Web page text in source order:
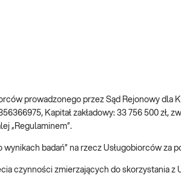
prowadzonego przez Sąd Rejonowy dla
Kapitał zakładowy: 33 756 500 zł,
„Regulaminem”.
badań” na rzecz Usługobiorców za
czynności zmierzających do skorzystania z